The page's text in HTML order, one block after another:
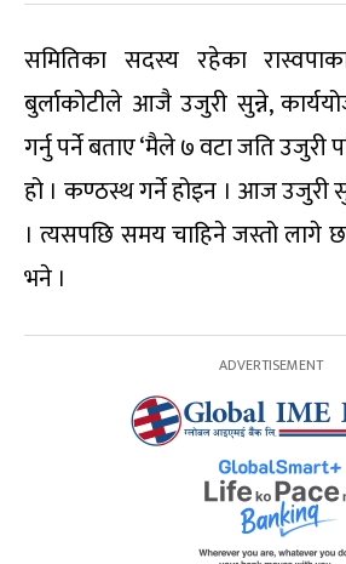
समितिका सदस्य रहेका रास्वपाका
बुर्लाकोटीले आजै उजुरी सुन्ने,
गर्नु पर्ने बताए ‘मैले ७ वटा जति उजुरी
हो । कण्ठस्थ गर्ने होइन । आज उजुरी
। त्यसपछि समय चाहिने जस्तो लागे
भने ।